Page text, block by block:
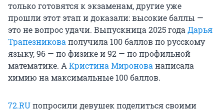
только готовятся к экзаменам, другие уже
прошли этот этап и доказали: высокие баллы —
это не вопрос удачи. Выпускница 2025 года Дарья
Трапезникова получила 100 баллов по русскому
языку, 96 — по физике и 92 — по профильной
математике. А Кристина Миронова написала
химию на максимальные 100 баллов.
72.RUпопросили девушек поделиться своими